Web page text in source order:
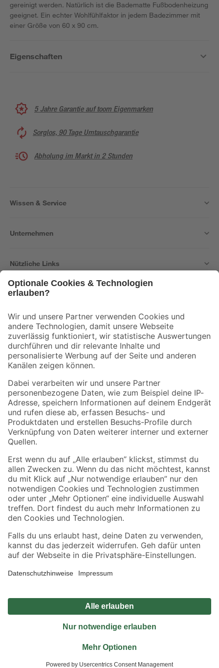
gereinigt werden. Natürlich ist die Badematte Fußbodenheizung
geeignet. Ein echter Wohlfühlfaktor in jedem Badezimmer mit
einer Größe von 60 x 90 cm.
Eigenschaften
5 Jahre Garantie auf toom Eigenmarken
Sorglos, 90 Tage Umtauschgarantie
Abholung im Markt in 2 Stunden
Wissen & Service
Unternehmen
Nützliche Links
Der toom Newsletter: Keine Angebote und Aktionen mehr verpassen!
Zur Newsletter Anmeldung
Folge uns
Zahlungsarten Versandarten
Sicher einkaufen
Jetzt die toom-App herunterladen
Alle Preisangaben in EUR inkl. gesetzl. MwSt.. Die dargestellten Angebote sind unter
Umständen nicht in allen Märkten verfügbar. Die angegebenen Verfügbarkeiten beziehen
Produkte nur solange der Vorrat reicht.
*Paketversand ab 59 € versandkostenfrei, gilt nicht für Artikel mit Speditionsversand, hier
Privatsphäre Impressum
Nutzungsbedingungen
Widerrufsrecht
Vertrag widerrufen
© 2026 toom Baumarkt GmbH